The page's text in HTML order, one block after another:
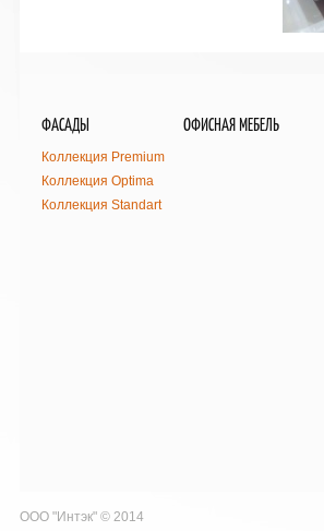
ФАСАДЫ
Коллекция Premium
Коллекция Optima
Коллекция Standart
ОФИСНАЯ МЕБЕЛЬ
ООО "Интэк" © 2014